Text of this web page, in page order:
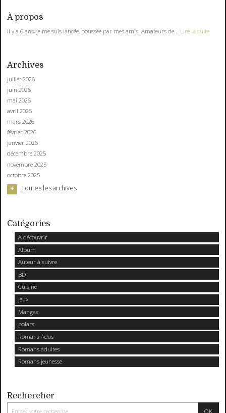
À propos
Il y a 6 ans, je me suis lancée, poussée par mes amis. Amateurs de... Lire la suite
Archives
juillet 2026
juin 2026
mai 2026
avril 2026
mars 2026
février 2026
janvier 2026
décembre 2025
novembre 2025
octobre 2025
Toutes les archives
Catégories
A découvrir
Album
Auteur à suivre
BD
Cuisine
Jeux
Mangas
polars
Romans Ados
Romans adultes
Romans jeunesse
Rechercher